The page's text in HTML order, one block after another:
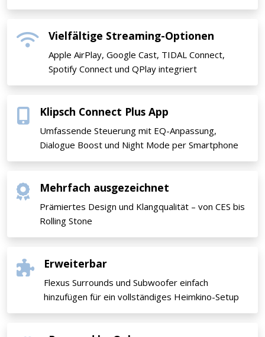
Vielfältige Streaming-Optionen
Apple AirPlay, Google Cast, TIDAL Connect,
Spotify Connect und QPlay integriert
Klipsch Connect Plus App
Umfassende Steuerung mit EQ-Anpassung,
Dialogue Boost und Night Mode per Smartphone
Mehrfach ausgezeichnet
Prämiertes Design und Klangqualität – von CES bis
Rolling Stone
Erweiterbar
Flexus Surrounds und Subwoofer einfach
hinzufügen für ein vollständiges Heimkino-Setup